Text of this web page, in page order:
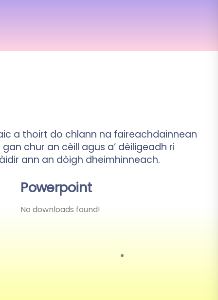
a thoirt do chlann na faireachdainnean
chur an cèill agus a’ dèiligeadh ri
ann an dòigh dheimhinneach.
Powerpoint
No downloads found!